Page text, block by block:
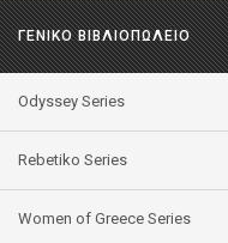
ΓΕΝΙΚΟ ΒΙΒΛΙΟΠΩΛΕΙΟ
Odyssey Series
Rebetiko Series
Women of Greece Series